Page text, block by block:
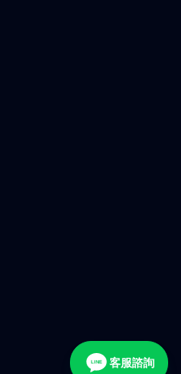
LINE 客服諮詢